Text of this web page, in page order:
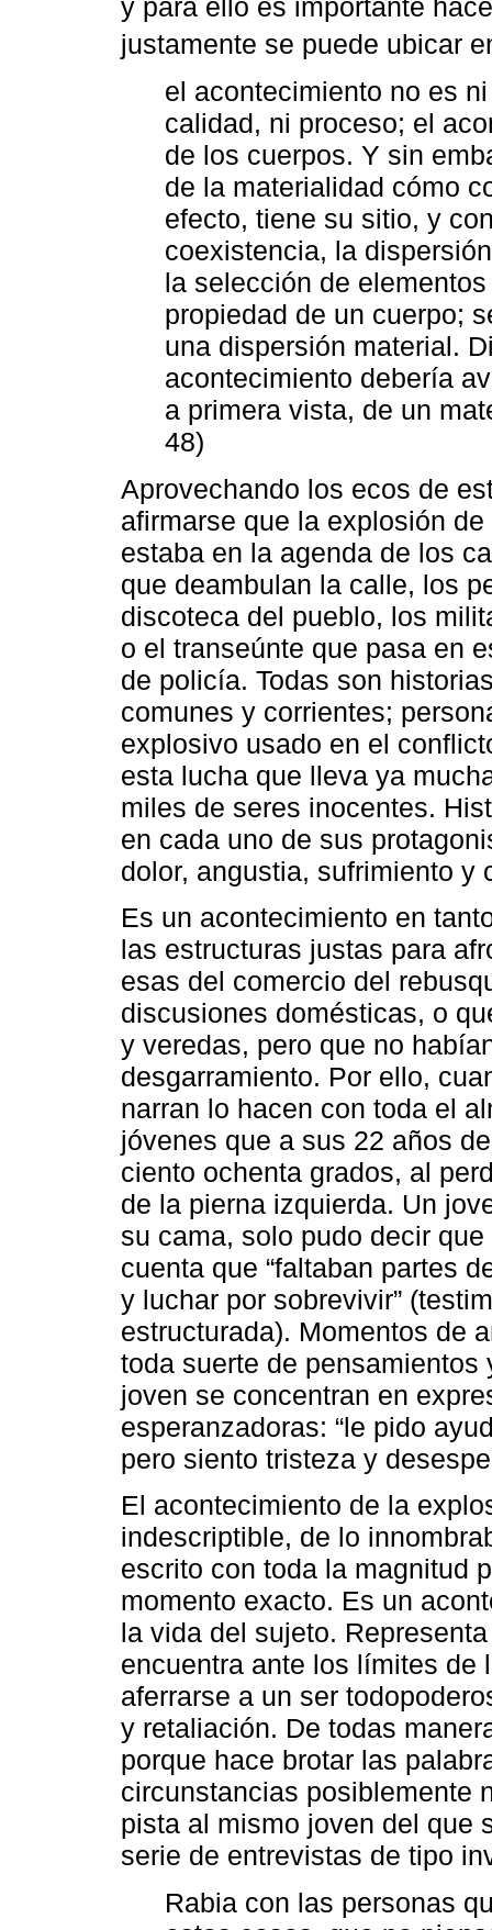
y para ello es importante
justamente se puede ubicar
el acontecimiento no es
calidad, ni proceso; el
de los cuerpos. Y sin
de la materialidad cómo
efecto, tiene su sitio, y
coexistencia, la
la selección de
propiedad de un cuerpo;
una dispersión material.
acontecimiento debería
a primera vista, de un
48)
Aprovechando los ecos de
afirmarse que la explosión
estaba en la agenda de los
que deambulan la calle, los
discoteca del pueblo, los
o el transeúnte que pasa en
de policía. Todas son
comunes y corrientes;
explosivo usado en el
esta lucha que lleva ya
miles de seres inocentes.
en cada uno de sus
dolor, angustia, sufrimiento y
Es un acontecimiento en
las estructuras justas para
esas del comercio del
discusiones domésticas, o
y veredas, pero que no
desgarramiento. Por ello,
narran lo hacen con toda el
jóvenes que a sus 22 años
ciento ochenta grados, al
de la pierna izquierda. Un
su cama, solo pudo decir
cuenta que “faltaban partes
y luchar por sobrevivir”
estructurada). Momentos de
toda suerte de
joven se concentran en
esperanzadoras: “le pido
pero siento tristeza y
El acontecimiento de la
indescriptible, de lo
escrito con toda la magnitud
momento exacto. Es un
la vida del sujeto.
encuentra ante los límites de
aferrarse a un ser
y retaliación. De todas
porque hace brotar las
circunstancias posiblemente
pista al mismo joven del que
serie de entrevistas de tipo
Rabia con las personas